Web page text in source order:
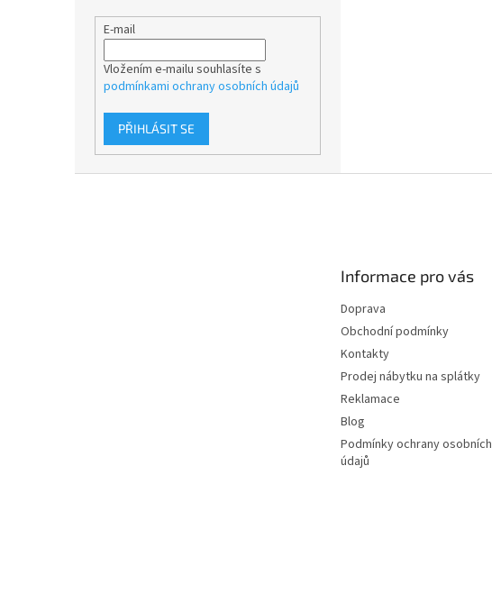
E-mail
Vložením e-mailu souhlasíte s
podmínkami ochrany osobních údajů
PŘIHLÁSIT SE
Informace pro vás
Doprava
Obchodní podmínky
Kontakty
Prodej nábytku na splátky
Reklamace
Blog
Podmínky ochrany osobních
údajů